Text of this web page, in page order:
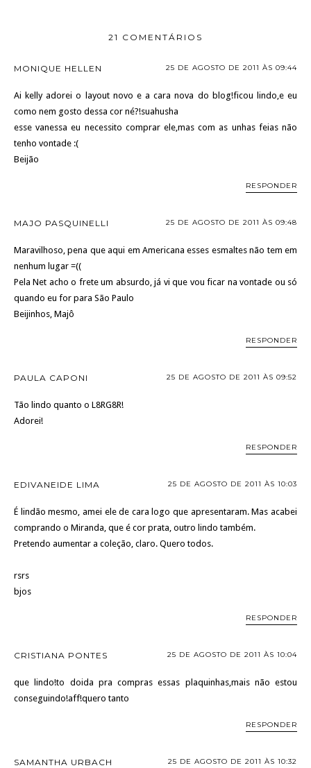
21 COMENTÁRIOS
MONIQUE HELLEN 25 DE AGOSTO DE 2011 ÀS 09:44
Ai kelly adorei o layout novo e a cara nova do blog!ficou lindo,e eu
como nem gosto dessa cor né?!suahusha
esse vanessa eu necessito comprar ele,mas com as unhas feias não
tenho vontade :(
Beijão
RESPONDER
MAJO PASQUINELLI 25 DE AGOSTO DE 2011 ÀS 09:48
Maravilhoso, pena que aqui em Americana esses esmaltes não tem em
nenhum lugar =((
Pela Net acho o frete um absurdo, já vi que vou ficar na vontade ou só
quando eu for para São Paulo
Beijinhos, Majô
RESPONDER
PAULA CAPONI 25 DE AGOSTO DE 2011 ÀS 09:52
Tão lindo quanto o L8RG8R!
Adorei!
RESPONDER
EDIVANEIDE LIMA 25 DE AGOSTO DE 2011 ÀS 10:03
É lindão mesmo, amei ele de cara logo que apresentaram. Mas acabei
comprando o Miranda, que é cor prata, outro lindo também.
Pretendo aumentar a coleção, claro. Quero todos.
rsrs
bjos
RESPONDER
CRISTIANA PONTES 25 DE AGOSTO DE 2011 ÀS 10:04
que lindo!to doida pra compras essas plaquinhas,mais não estou
conseguindo!aff!quero tanto
RESPONDER
SAMANTHA URBACH 25 DE AGOSTO DE 2011 ÀS 10:32